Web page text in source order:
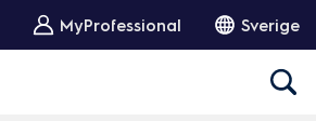
MyProfessional Sverige